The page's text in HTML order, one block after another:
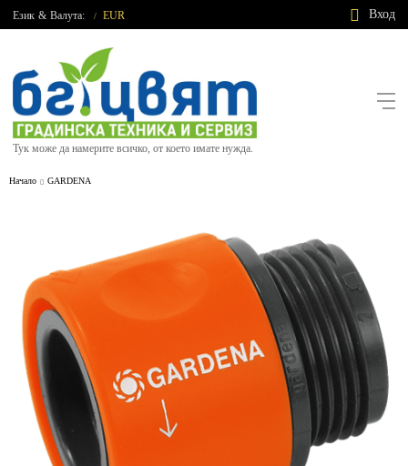
Език & Валута: / EUR Вход
Тук може да намерите всичко, от което имате нужда.
Начало GARDENA